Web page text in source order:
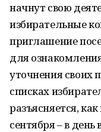
начнут свою
избирательные
приглашение
для
уточнения своих
списках
разъясняется,
сентября – в